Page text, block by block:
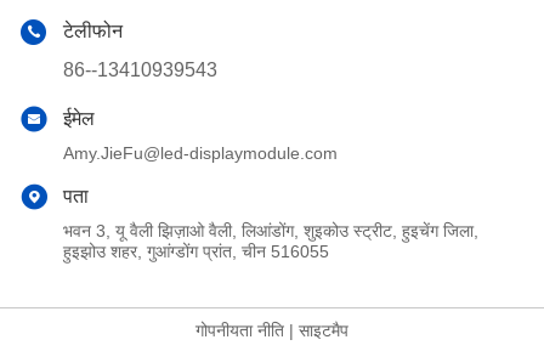
टेलीफोन
86--13410939543
ईमेल
Amy.JieFu@led-displaymodule.com
पता
भवन 3, यू वैली झिज़ाओ वैली, लिआंडोंग, शुइकोउ स्ट्रीट, हुइचेंग जिला,
हुइझोउ शहर, गुआंग्डोंग प्रांत, चीन 516055
गोपनीयता नीति | साइटमैप